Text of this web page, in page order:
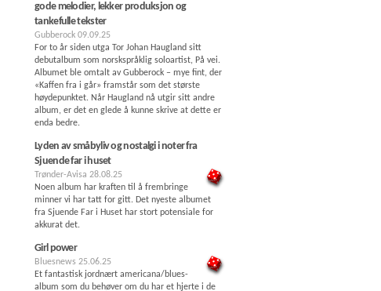
gode melodier, lekker produksjon og
tankefulle tekster
Gubberock 09.09.25
For to år siden utga Tor Johan Haugland sitt
debutalbum som norskspråklig soloartist, På vei.
Albumet ble omtalt av Gubberock – mye fint, der
«Kaffen fra i går» framstår som det største
høydepunktet. Når Haugland nå utgir sitt andre
album, er det en glede å kunne skrive at dette er
enda bedre.
Lyden av småbyliv og nostalgi i noter fra
Sjuende far i huset
Trønder-Avisa 28.08.25
Noen album har kraften til å frembringe
minner vi har tatt for gitt. Det nyeste albumet
fra Sjuende Far i Huset har stort potensiale for
akkurat det.
Girl power
Bluesnews 25.06.25
Et fantastisk jordnært americana/blues-
album som du behøver om du har et hjerte i de